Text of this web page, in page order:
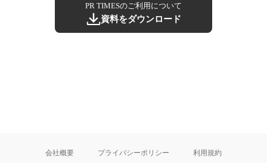
PR TIMESのご利用について
資料をダウンロード
会社概要 プライバシーポリシー 利用規約